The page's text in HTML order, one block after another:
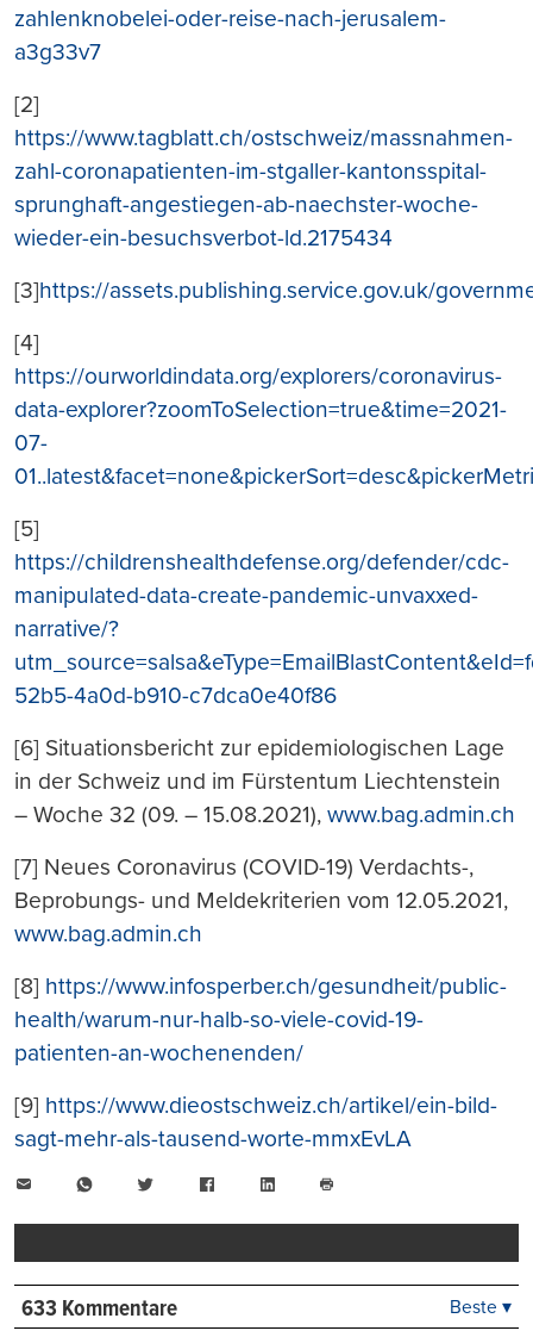
zahlenknobelei-oder-reise-nach-jerusalem-
a3g33v7
[2]
https://www.tagblatt.ch/ostschweiz/massnahmen-
zahl-coronapatienten-im-stgaller-kantonsspital-
sprunghaft-angestiegen-ab-naechster-woche-
wieder-ein-besuchsverbot-ld.2175434
[3]https://assets.publishing.service.gov.uk/
[4]
https://ourworldindata.org/explorers/coronavirus-
data-explorer?zoomToSelection=true&time=2021-
07-
[5]
https://childrenshealthdefense.org/defender/cdc-
manipulated-data-create-pandemic-unvaxxed-
narrative/?
52b5-4a0d-b910-c7dca0e40f86
[6] Situationsbericht zur epidemiologischen Lage
in der Schweiz und im Fürstentum Liechtenstein
– Woche 32 (09. – 15.08.2021), www.bag.admin.ch
[7] Neues Coronavirus (COVID-19) Verdachts-,
Beprobungs- und Meldekriterien vom 12.05.2021,
www.bag.admin.ch
[8] https://www.infosperber.ch/gesundheit/public-
health/warum-nur-halb-so-viele-covid-19-
patienten-an-wochenenden/
[9] https://www.dieostschweiz.ch/artikel/ein-bild-
sagt-mehr-als-tausend-worte-mmxEvLA
WhatsAppTwitter FacebookLinkedIn
drucken
633 Kommentare Beste ▾